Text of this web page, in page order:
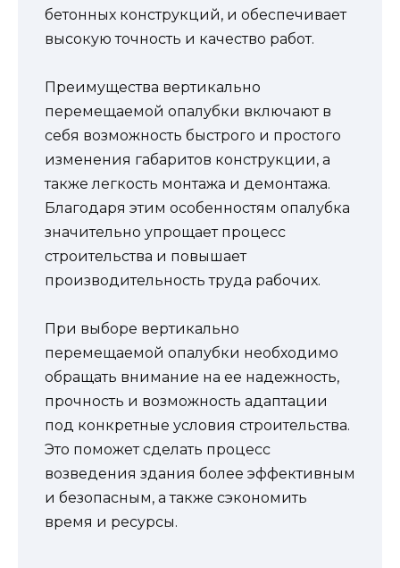
бетонных конструкций, и обеспечивает
высокую точность и качество работ.
Преимущества вертикально
перемещаемой опалубки включают в
себя возможность быстрого и простого
изменения габаритов конструкции, а
также легкость монтажа и демонтажа.
Благодаря этим особенностям опалубка
значительно упрощает процесс
строительства и повышает
производительность труда рабочих.
При выборе вертикально
перемещаемой опалубки необходимо
обращать внимание на ее надежность,
прочность и возможность адаптации
под конкретные условия строительства.
Это поможет сделать процесс
возведения здания более эффективным
и безопасным, а также сэкономить
время и ресурсы.